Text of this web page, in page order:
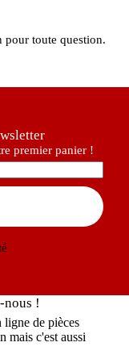
pour toute question.
premier panier !
nous !
de pièces
mais c'est aussi